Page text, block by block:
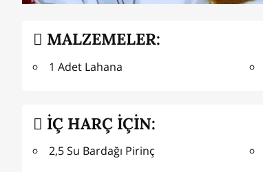
MALZEMELER:
1 Adet Lahana
İÇ HARÇ İÇİN:
2,5 Su Bardağı Pirinç